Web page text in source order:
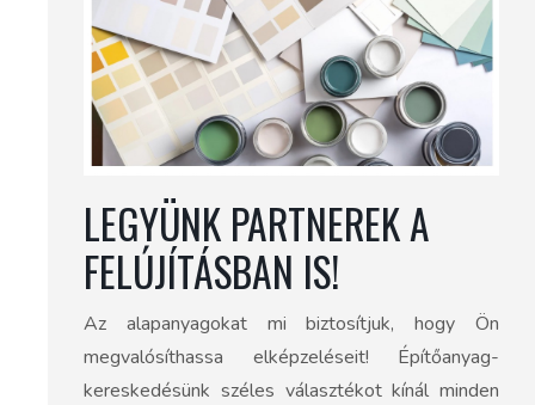
LEGYÜNK PARTNEREK A
FELÚJÍTÁSBAN IS!
Az alapanyagokat mi biztosítjuk, hogy Ön
megvalósíthassa elképzeléseit! Építőanyag-
kereskedésünk széles választékot kínál minden